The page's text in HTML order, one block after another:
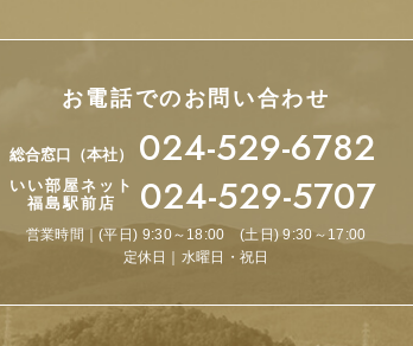
お電話でのお問い合わせ
総合窓口（本社） 024-529-6782
いい部屋ネット
福島駅前店
024-529-5707
営業時間｜(平日) 9:30～18:00 (土日) 9:30～17:00
定休日｜水曜日・祝日